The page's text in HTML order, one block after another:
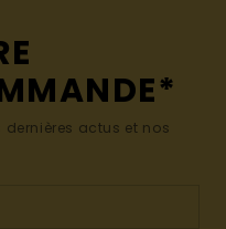
actus et nos